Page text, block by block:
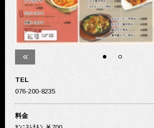
«
TEL
076-200-8235
料金